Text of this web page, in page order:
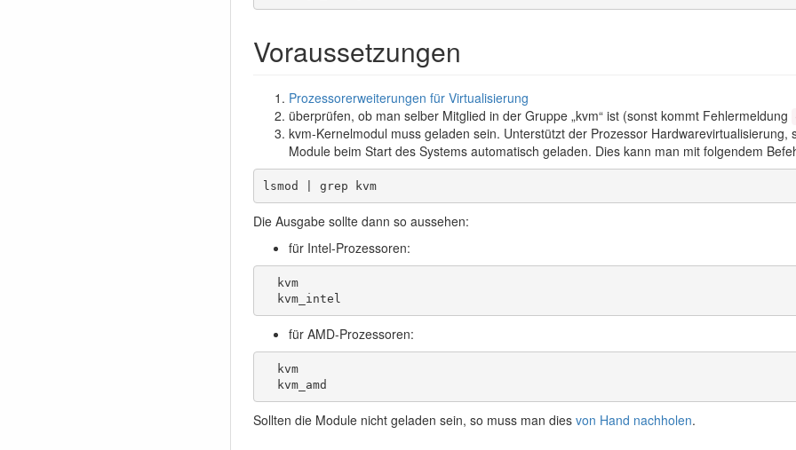
Voraussetzungen
Prozessorerweiterungen für Virtualisierung
überprüfen, ob man selber Mitglied in der Gruppe „kvm“ ist (sonst kommt Fehlermeldung
kvm-Kernelmodul muss geladen sein. Unterstützt der Prozessor
Module beim Start des Systems automatisch geladen. Dies kann man mit folgendem
lsmod | grep kvm
Die Ausgabe sollte dann so aussehen:
für Intel-Prozessoren:
  kvm
  kvm_intel
für AMD-Prozessoren:
  kvm
  kvm_amd
Sollten die Module nicht geladen sein, so muss man dies von Hand nachholen.